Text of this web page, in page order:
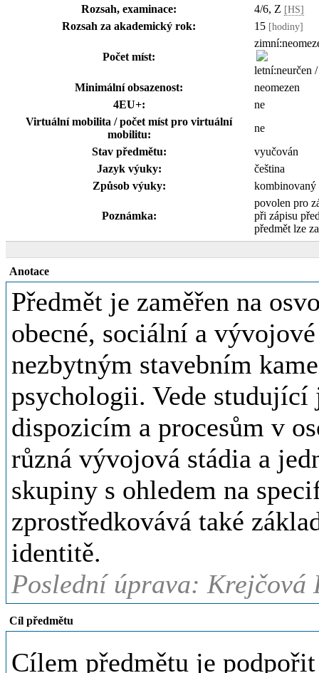
Rozsah, examinace:
4/6, Z [HS]
Rozsah za akademický rok: 15 [hodiny]
Počet míst:
letní:neurčen
Minimální obsazenost:
neomezen
4EU+:
ne
Virtuální mobilita / počet míst pro virtuální
mobilitu:
ne
Stav předmětu:
vyučován
Jazyk výuky:
čeština
Způsob výuky:
kombinovaný
Poznámka:
povolen pro
při zápisu
předmět lze
Anotace
Předmět je zaměřen na
obecné, sociální a
nezbytným stavebním
psychologii. Vede
dispozicím a procesům v
různá vývojová stádia a
skupiny s ohledem na
zprostředkovává také
identitě.
Poslední úprava:
Cíl předmětu
Cílem předmětu je